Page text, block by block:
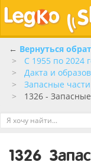
← Вернуться
C 1955 по 2024
Дакта и
Запасные
1326 -
1326